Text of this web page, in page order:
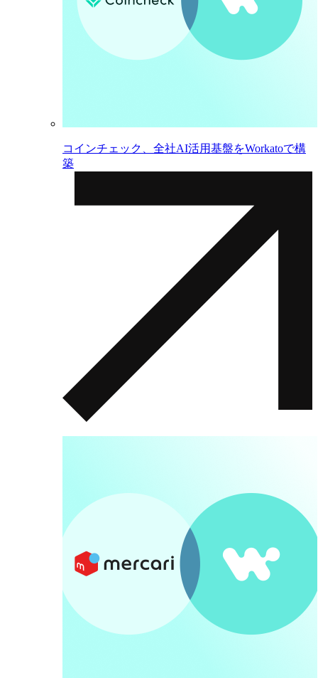
コインチェック、全社AI活用基盤をWorkatoで構
築